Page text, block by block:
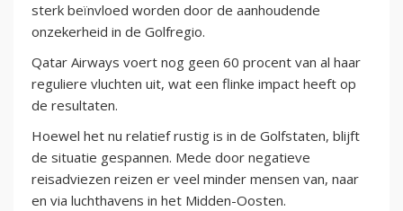
sterk beïnvloed worden door de aanhoudende
onzekerheid in de Golfregio.
Qatar Airways voert nog geen 60 procent van al haar
reguliere vluchten uit, wat een flinke impact heeft op
de resultaten.
Hoewel het nu relatief rustig is in de Golfstaten, blijft
de situatie gespannen. Mede door negatieve
reisadviezen reizen er veel minder mensen van, naar
en via luchthavens in het Midden-Oosten.